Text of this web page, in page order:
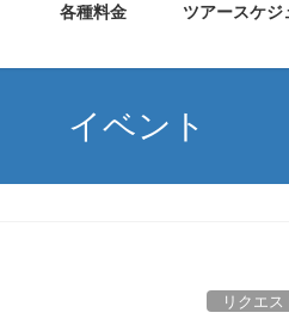
各種料金 ツアースケジ
イベント
リクエ